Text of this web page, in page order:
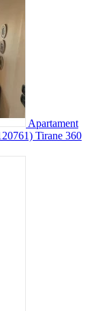
Apartament
Tirane 360